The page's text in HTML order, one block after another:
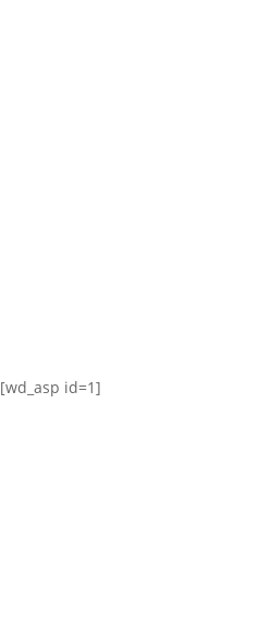
[wd_asp id=1]